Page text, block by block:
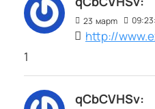
23 март
http://
1
qCbCVHSv: